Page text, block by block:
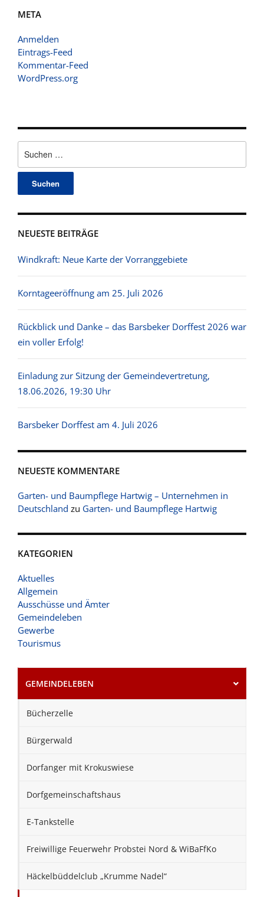
nach:
NEUESTE BEITRÄGE
Windkraft: Neue Karte der Vorranggebiete
Korntageeröffnung am 25. Juli 2026
Rückblick und Danke – das Barsbeker Dorffest 2026 war
ein voller Erfolg!
Einladung zur Sitzung der Gemeindevertretung,
18.06.2026, 19:30 Uhr
Barsbeker Dorffest am 4. Juli 2026
NEUESTE KOMMENTARE
Garten- und Baumpflege Hartwig – Unternehmen in
Deutschland zu Garten- und Baumpflege Hartwig
KATEGORIEN
Aktuelles
Allgemein
Ausschüsse und Ämter
Gemeindeleben
Gewerbe
Tourismus
GEMEINDELEBEN
Bücherzelle
Bürgerwald
Dorfanger mit Krokuswiese
Dorfgemeinschaftshaus
E-Tankstelle
Freiwillige Feuerwehr Probstei Nord & WiBaFfKo
Häckelbüddelclub „Krumme Nadel“
META
Anmelden
Eintrags-Feed
Kommentar-Feed
WordPress.org